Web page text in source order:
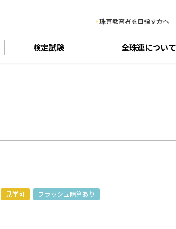
珠算教育者を目指す方へ
検定試験 全珠連について
見学可 フラッシュ暗算あり